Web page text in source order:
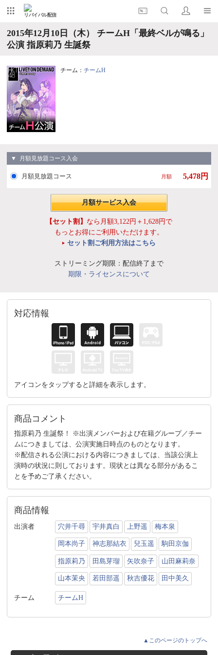
リバイバル配信
2015年12月10日（木） チームH「最終ベルが鳴る」
公演 指原莉乃 生誕祭
チーム： チームH
▼ 月額見放題コース入会
月額見放題コース 月額 5,478円
月額サービス入会
【セット割】 なら月額3,122円＋1,628円で
もっとお得にご利用いただけます。
セット割ご利用方法はこちら
ストリーミング期限：配信終了まで
期限・ライセンスについて
対応情報
アイコンをタップすると詳細を表示します。
商品コメント
指原莉乃 生誕祭！ ※出演メンバーおよび在籍グループ／チー
ムにつきましては、公演実施日時点のものとなります。
※配信される公演における内容につきましては、当該公演上
演時の状況に則しております。現状とは異なる部分があるこ
とを予めご了承ください。
商品情報
出演者 穴井千尋 宇井真白 上野遥 梅本泉
岡本尚子 神志那結衣 兒玉遥 駒田京伽
指原莉乃 田島芽瑠 矢吹奈子 山田麻莉奈
山本茉央 若田部遥 秋吉優花 田中美久
チーム チームH
▲このページのトップへ